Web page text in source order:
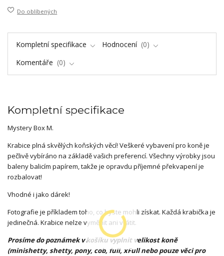
Do oblíbených
Kompletní specifikace Hodnocení
0
Komentáře
0
Kompletní specifikace
Mystery Box M.
Krabice plná skvělých koňských věcí! Veškeré vybavení pro koně je
pečlivě vybíráno na základě vašich preferencí. Všechny výrobky jsou
baleny balicím papírem, takže je opravdu příjemné překvapení je
rozbalovat!
Vhodné i jako dárek!
Fotografie je příkladem toho, co byste mohli získat. Každá krabička je
jedinečná. Krabice nelze vyměnit ani vrátit.
Prosíme do poznámek v košíku vyplnit velikost koně
(minishetty, shetty, pony, cob, full, xFull nebo pouze věci pro